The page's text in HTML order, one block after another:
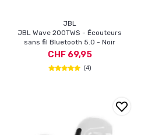
JBL
JBL Wave 200TWS - Écouteurs
sans fil Bluetooth 5.0 - Noir
CHF 69,95
(4)